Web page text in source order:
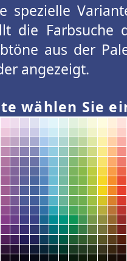
spezielle
die Farbsuche
aus der
angezeigt.
wählen Sie